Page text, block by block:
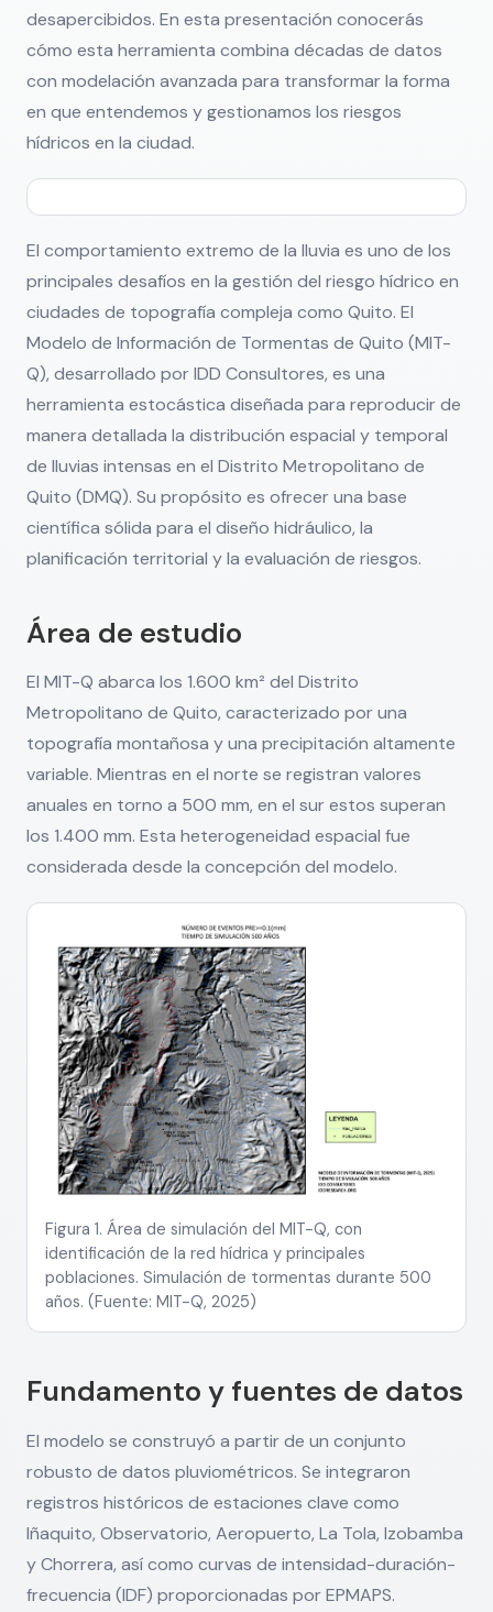
desapercibidos. En esta presentación conocerás
cómo esta herramienta combina décadas de datos
con modelación avanzada para transformar la forma
en que entendemos y gestionamos los riesgos
hídricos en la ciudad.
El comportamiento extremo de la lluvia es uno de los
principales desafíos en la gestión del riesgo hídrico en
ciudades de topografía compleja como Quito. El
Modelo de Información de Tormentas de Quito (MIT-
Q), desarrollado por IDD Consultores, es una
herramienta estocástica diseñada para reproducir de
manera detallada la distribución espacial y temporal
de lluvias intensas en el Distrito Metropolitano de
Quito (DMQ). Su propósito es ofrecer una base
científica sólida para el diseño hidráulico, la
planificación territorial y la evaluación de riesgos.
Área de estudio
El MIT-Q abarca los 1.600 km² del Distrito
Metropolitano de Quito, caracterizado por una
topografía montañosa y una precipitación altamente
variable. Mientras en el norte se registran valores
anuales en torno a 500 mm, en el sur estos superan
los 1.400 mm. Esta heterogeneidad espacial fue
considerada desde la concepción del modelo.
Figura 1. Área de simulación del MIT-Q, con
identificación de la red hídrica y principales
poblaciones. Simulación de tormentas durante 500
años. (Fuente: MIT-Q, 2025)
Fundamento y fuentes de datos
El modelo se construyó a partir de un conjunto
robusto de datos pluviométricos. Se integraron
registros históricos de estaciones clave como
Iñaquito, Observatorio, Aeropuerto, La Tola, Izobamba
y Chorrera, así como curvas de intensidad-duración-
frecuencia (IDF) proporcionadas por EPMAPS.